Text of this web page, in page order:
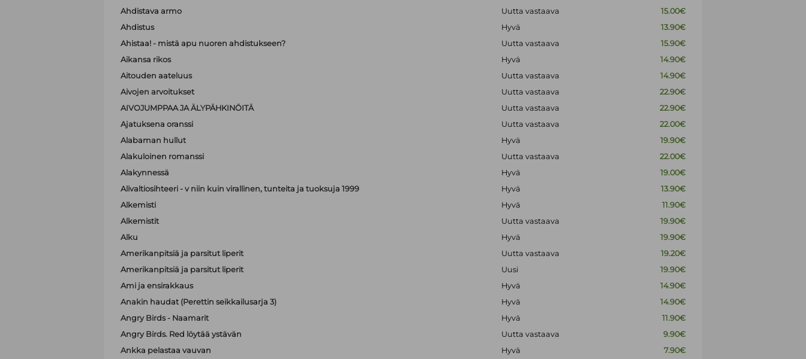
Ahdistava armo
Uutta vastaava
15.00€
Ahdistus
Hyvä
13.90€
Ahistaa! - mistä apu nuoren ahdistukseen?
Uutta vastaava
15.90€
Aikansa rikos
Hyvä
14.90€
Aitouden aateluus
Uutta vastaava
14.90€
Aivojen arvoitukset
Uutta vastaava
22.90€
AIVOJUMPPAA JA ÄLYPÄHKINÖITÄ
Uutta vastaava
22.90€
Ajatuksena oranssi
Uutta vastaava
22.00€
Alabaman hullut
Hyvä
19.90€
Alakuloinen romanssi
Uutta vastaava
22.00€
Alakynnessä
Hyvä
19.00€
Alivaltiosihteeri - v niin kuin virallinen, tunteita ja tuoksuja 1999
Hyvä
13.90€
Alkemisti
Hyvä
11.90€
Alkemistit
Uutta vastaava
19.90€
Alku
Hyvä
19.90€
Amerikanpitsiä ja parsitut liperit
Uutta vastaava
19.20€
Amerikanpitsiä ja parsitut liperit
Uusi
19.90€
Ami ja ensirakkaus
Hyvä
14.90€
Anakin haudat (Perettin seikkailusarja 3)
Hyvä
14.90€
Angry Birds - Naamarit
Hyvä
11.90€
Angry Birds. Red löytää ystävän
Uutta vastaava
9.90€
Ankka pelastaa vauvan
Hyvä
7.90€